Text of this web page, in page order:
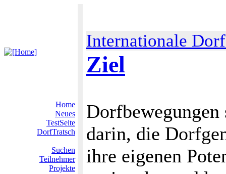
Internationale
Ziel
Home
Neues
TestSeite
DorfTratsch
Suchen
Teilnehmer
Projekte
darin, die
ihre eigenen